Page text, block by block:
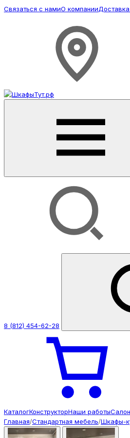
Связаться с намиО компании
8 (812) 454-62-28
КаталогКонструкторНаши работыСалон
Главная/Стандартная мебель/Шкафы-